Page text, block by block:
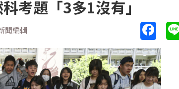
考題「3多1沒有」
聞編輯